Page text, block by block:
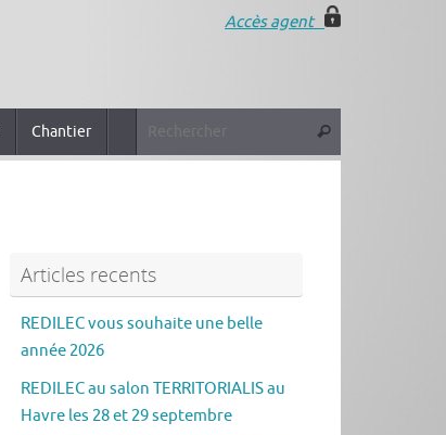
Accès agent
Chantier
Articles recents
REDILEC vous souhaite une belle
année 2026
REDILEC au salon TERRITORIALIS au
Havre les 28 et 29 septembre